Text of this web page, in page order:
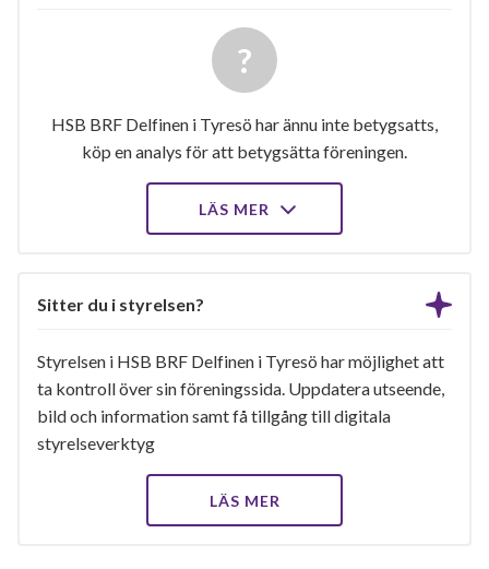
HSB BRF Delfinen i Tyresö har ännu inte betygsatts,
köp en analys för att betygsätta föreningen.
LÄS MER
Sitter du i styrelsen?
Styrelsen i HSB BRF Delfinen i Tyresö har möjlighet att
ta kontroll över sin föreningssida. Uppdatera utseende,
bild och information samt få tillgång till digitala
styrelseverktyg
LÄS MER